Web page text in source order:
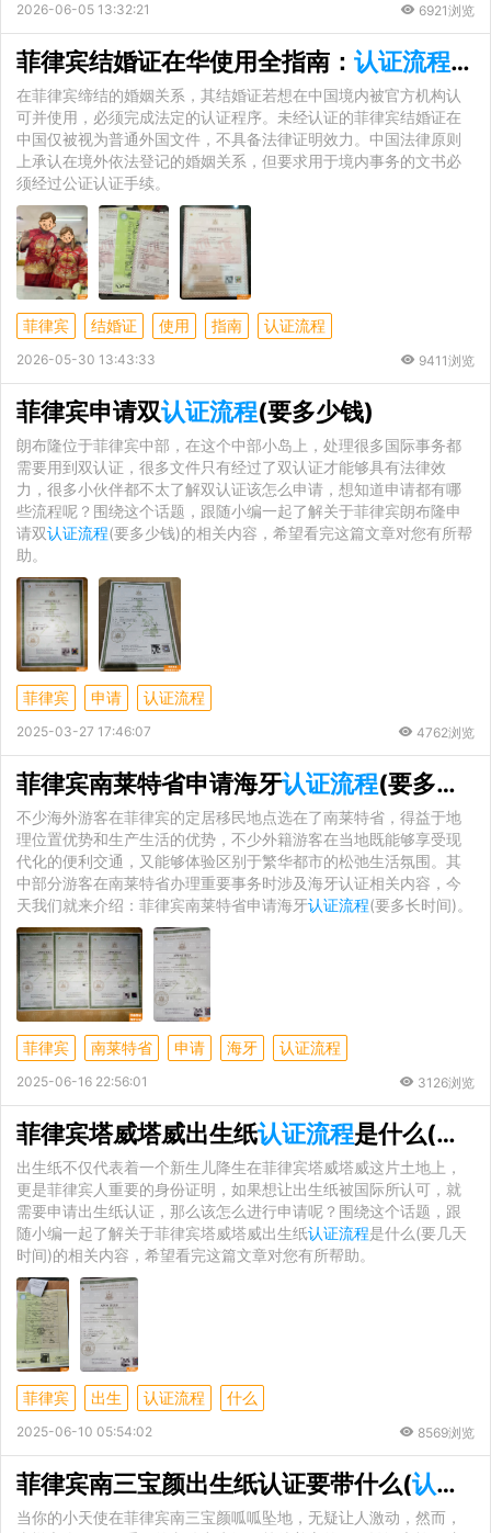
2026-06-05 13:32:21 6921浏览
菲律宾结婚证在华使用全指南： 认证流程与
在菲律宾缔结的婚姻关系，其结婚证若想在中国境内被官方机构认
可并使用，必须完成法定的认证程序。未经认证的菲律宾结婚证在
中国仅被视为普通外国文件，不具备法律证明效力。中国法律原则
上承认在境外依法登记的婚姻关系，但要求用于境内事务的文书必
须经过公证认证手续。
菲律宾 结婚证 使用 指南 认证流程
2026-05-30 13:43:33 9411浏览
菲律宾申请双认证流程(要多少钱)
朗布隆位于菲律宾中部，在这个中部小岛上，处理很多国际事务都
需要用到双认证，很多文件只有经过了双认证才能够具有法律效
力，很多小伙伴都不太了解双认证该怎么申请，想知道申请都有哪
些流程呢？围绕这个话题，跟随小编一起了解关于菲律宾朗布隆申
请双认证流程(要多少钱)的相关内容，希望看完这篇文章对您有所帮
助。
菲律宾 申请 认证流程
2025-03-27 17:46:07 4762浏览
菲律宾南莱特省申请海牙认证流程(要多长时间)
不少海外游客在菲律宾的定居移民地点选在了南莱特省，得益于地
理位置优势和生产生活的优势，不少外籍游客在当地既能够享受现
代化的便利交通，又能够体验区别于繁华都市的松弛生活氛围。其
中部分游客在南莱特省办理重要事务时涉及海牙认证相关内容，今
天我们就来介绍：菲律宾南莱特省申请海牙认证流程(要多长时间)。
菲律宾 南莱特省 申请 海牙 认证流程
2025-06-16 22:56:01 3126浏览
菲律宾塔威塔威出生纸认证流程是什么(要几天时间)
出生纸不仅代表着一个新生儿降生在菲律宾塔威塔威这片土地上，
更是菲律宾人重要的身份证明，如果想让出生纸被国际所认可，就
需要申请出生纸认证，那么该怎么进行申请呢？围绕这个话题，跟
随小编一起了解关于菲律宾塔威塔威出生纸认证流程是什么(要几天
时间)的相关内容，希望看完这篇文章对您有所帮助。
菲律宾 出生 认证流程 什么
2025-06-10 05:54:02 8569浏览
菲律宾南三宝颜出生纸认证要带什么(认证流程
当你的小天使在菲律宾南三宝颜呱呱坠地，无疑让人激动，然而，